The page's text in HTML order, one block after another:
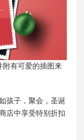
有可爱的插图来
孩子，聚会，圣诞
店中享受特别折扣